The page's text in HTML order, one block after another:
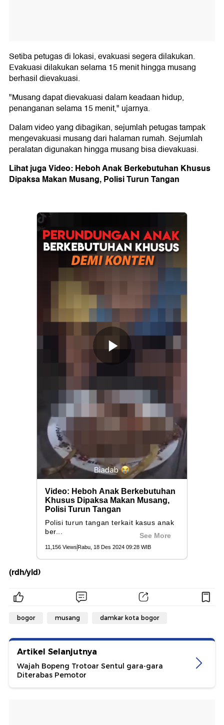
Setiba petugas di lokasi, evakuasi segera dilakukan.
Evakuasi dilakukan selama 15 menit hingga musang
berhasil dievakuasi.
"Musang dapat dievakuasi dalam keadaan hidup,
penanganan selama 15 menit," ujarnya.
Dalam video yang dibagikan, sejumlah petugas tampak
mengevakuasi musang dari halaman rumah. Sejumlah
peralatan digunakan hingga musang bisa dievakuasi.
Lihat juga Video: Heboh Anak Berkebutuhan Khusus
Dipaksa Makan Musang, Polisi Turun Tangan
(rdh/yld)
bogor musang damkar kota bogor
Artikel Selanjutnya
Wajah Bopeng Trotoar Sentul gara-gara
Diterabas Pemotor